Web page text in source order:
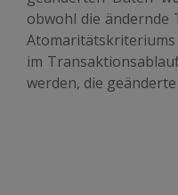
obwohl die ändernde
im
werden, die